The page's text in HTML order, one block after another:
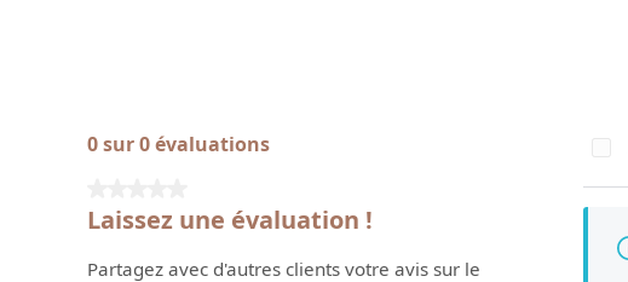
0 sur 0 évaluations
Laissez une évaluation !
Partagez avec d'autres clients votre avis sur le